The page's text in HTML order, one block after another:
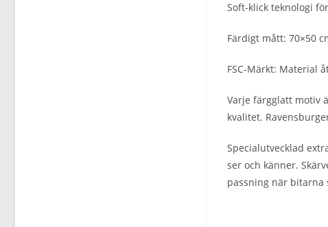
Soft-klick teknologi
Färdigt mått: 70×50
FSC-Märkt: Material
Varje färgglatt motiv
kvalitet.
Specialutvecklad
ser och känner.
passning när bitarna